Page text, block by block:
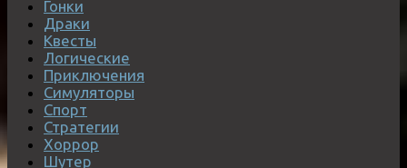
Гонки
Драки
Квесты
Логические
Приключения
Симуляторы
Спорт
Стратегии
Хоррор
Шутер